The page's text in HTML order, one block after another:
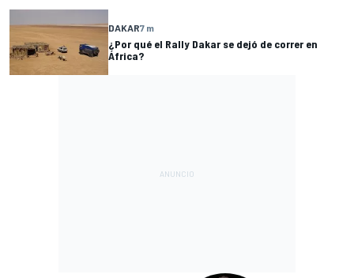
DAKAR7 m
¿Por qué el Rally Dakar se dejó de correr en
África?